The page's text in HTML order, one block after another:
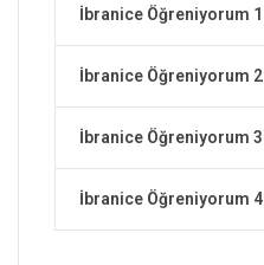
İbranice Öğreniyorum 1
İbranice Öğreniyorum 2
İbranice Öğreniyorum 3
İbranice Öğreniyorum 4